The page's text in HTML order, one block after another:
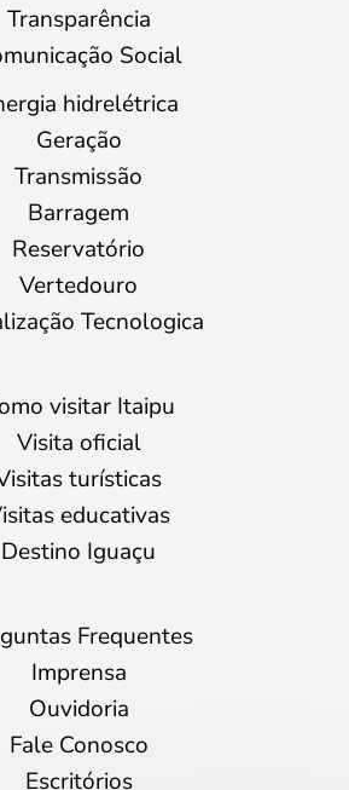
Transparência
Social
hidrelétrica
Geração
Transmissão
Barragem
Reservatório
Vertedouro
Tecnologica
visitar Itaipu
Visita oficial
turísticas
educativas
Destino Iguaçu
Frequentes
Imprensa
Ouvidoria
Fale Conosco
Escritórios